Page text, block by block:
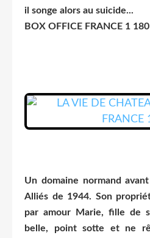
il songe alors au suicide...
BOX OFFICE FRANCE 1
Un domaine normand
Alliés de 1944. Son
par amour Marie, fille de
belle, point sotte et ne